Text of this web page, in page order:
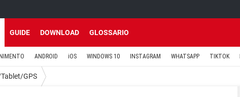
GUIDE DOWNLOAD GLOSSARIO
ANDROID iOS WINDOWS 10 INSTAGRAM WHATSAPP TIKTOK
GPS